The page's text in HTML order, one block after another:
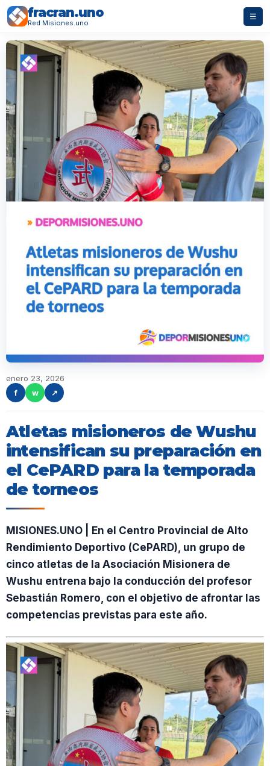
fracran.uno
Red Misiones.uno
☰
enero 23, 2026
f
w ↗
Atletas misioneros de Wushu
intensifican su preparación en
el CePARD para la temporada
de torneos
MISIONES.UNO | En el Centro Provincial de Alto
Rendimiento Deportivo (CePARD), un grupo de
cinco atletas de la Asociación Misionera de
Wushu entrena bajo la conducción del profesor
Sebastián Romero, con el objetivo de afrontar las
competencias previstas para este año.